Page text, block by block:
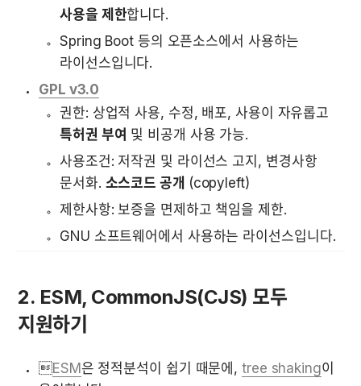
사용을 제한합니다.
Spring Boot 등의 오픈소스에서 사용하는
라이선스입니다.
GPL v3.0
특허권 부여 및 비공개 사용 가능.
사용조건: 저작권 및 라이선스 고지, 변경사항
문서화. 소스코드 공개 (copyleft)
제한사항: 보증을 면제하고 책임을 제한.
GNU 소프트웨어에서 사용하는 라이선스입니다.
2. ESM, CommonJS(CJS) 모두
지원하기
ESM은 정적분석이 쉽기 때문에, tree shaking이